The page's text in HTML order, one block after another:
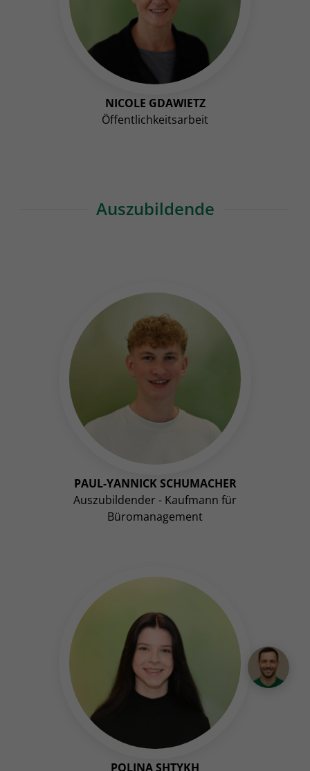
NICOLE GDAWIETZ
Öffentlichkeitsarbeit
Auszubildende
PAUL-YANNICK SCHUMACHER
Auszubildender - Kaufmann für
Büromanagement
POLINA SHTYKH